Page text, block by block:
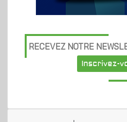
RECEVEZ NOTRE
Inscrivez-